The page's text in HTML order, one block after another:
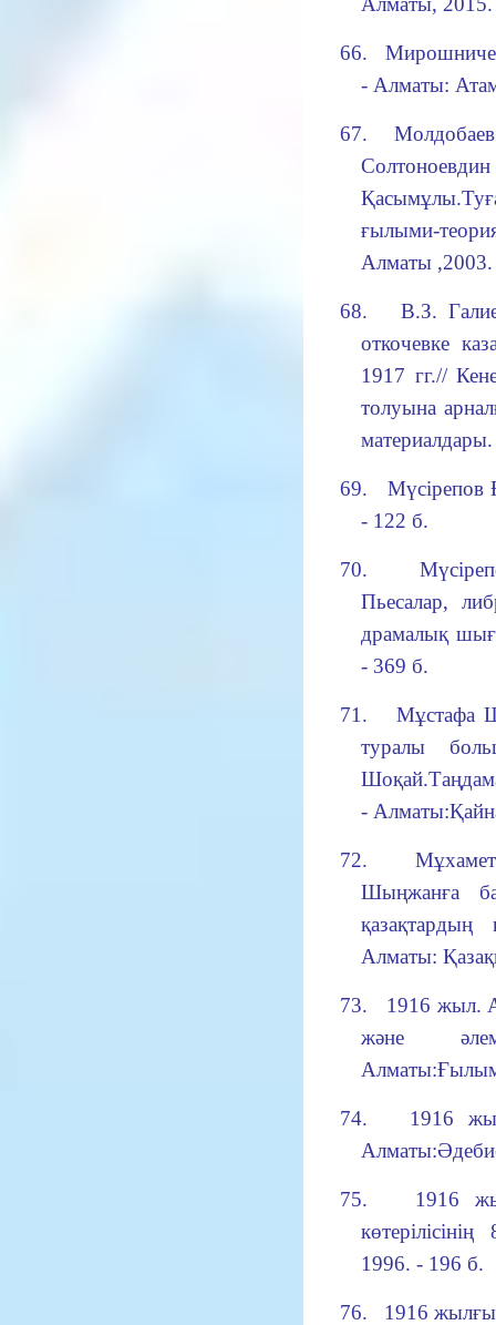
66.
- Алматы:
67.
С
Қасымұлы.
ғылыми-
Алматы
68. В.З.
откочевке
1917 гг.//
толуына
материалдары.
69.
Мүсірепов
- 122 б.
70.
Пьесалар,
драмалық
- 369 б.
71.
Мұстафа
туралы
-
72.
Шыңжанға
Алматы:
73.
1916 жыл.
және
74.
1916
75.
1916
1996. - 196 б.
76.
1916 жылғы